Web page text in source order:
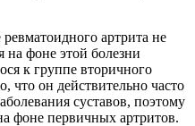
артрита не
на фоне этой болезни
к группе вторичного
что он действительно часто
суставов, поэтому
фоне первичных артритов.